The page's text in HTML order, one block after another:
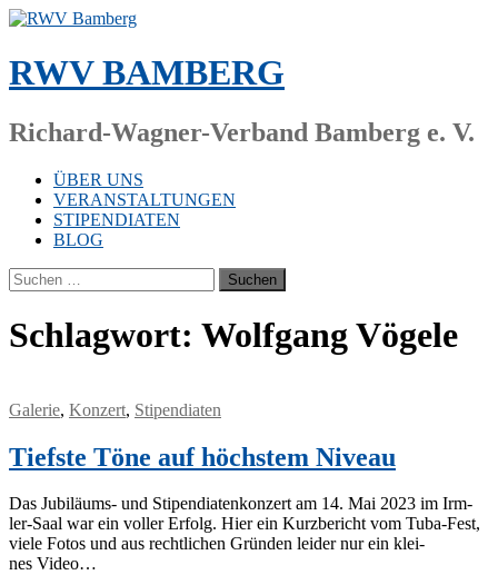
Zum
springen
RWV BAMBERG
Richard-Wagner-Verband Bamberg e. V.
ÜBER UNS
VERANSTALTUNGEN
STIPENDIATEN
BLOG
Suchen
nach:
Schlagwort: Wolfgang Vögele
Galerie, Konzert, Stipendiaten
Tiefste Töne auf höchstem Niveau
Das Ju­­bi­lä­ums- und Sti­pen­dia­ten­kon­zert am 14. Mai 2023 im Ir­m­­
ler-Saal war ein vol­ler Er­folg. Hier ein Kurz­be­richt vom Tuba-Fest,
vie­le Fo­tos und aus recht­li­chen Grün­den lei­der nur ein klei­
nes Video…